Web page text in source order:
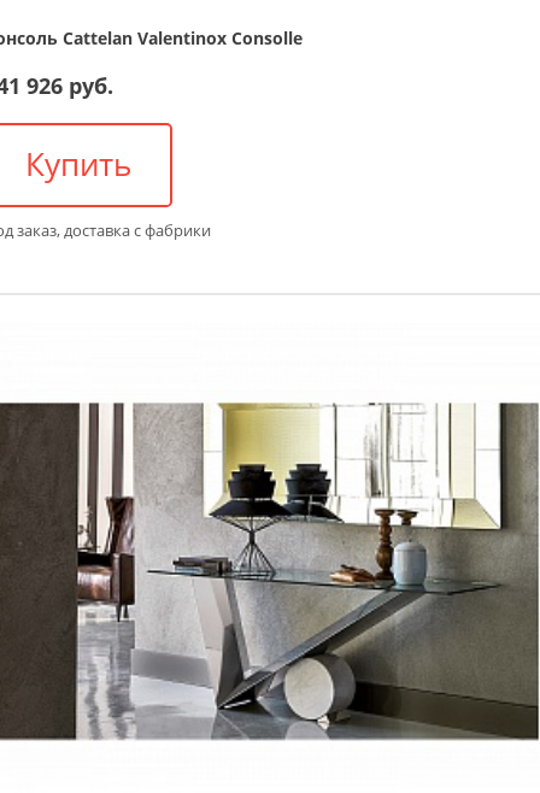
Cattelan Valentinox Consolle
926 руб.
Купить
заказ, доставка с фабрики